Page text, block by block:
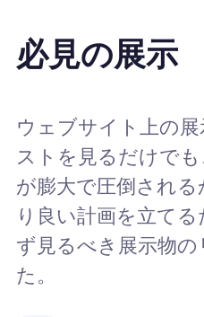
必見の展示
ウェブサイト上の
ストを見るだけで
が膨大で圧倒され
り良い計画を立て
ず見るべき展示物
た。